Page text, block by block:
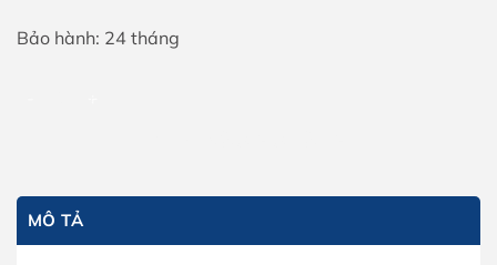
Bảo hành: 24 tháng
MÔ TẢ